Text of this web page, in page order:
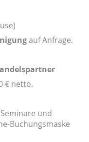
auf Anfrage.
€ netto.
und
Buchungsmaske